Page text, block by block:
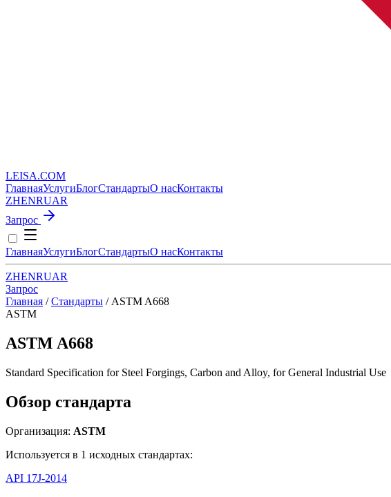
LEISA.COM
ГлавнаяУслугиБлогСтандартыО насКонтакты
ZHENRUAR
Запрос
ГлавнаяУслугиБлогСтандартыО насКонтакты
ZHENRUAR
Запрос
Главная / Стандарты / ASTM A668
ASTM
ASTM A668
Standard Specification for Steel Forgings, Carbon and Alloy, for General Industrial Use
Обзор стандарта
Организация: ASTM
Используется в 1 исходных стандартах:
API 17J-2014